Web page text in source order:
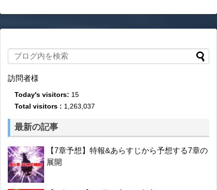
訪問者様
Today's visitors: 15
Total visitors : 1,263,037
最新の記事
【7章予想】特報&あらすじから予想する7章の
展開